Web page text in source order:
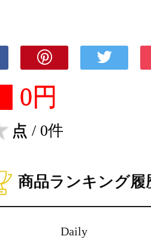
0円
点 / 0件
商品ランキング履
Daily